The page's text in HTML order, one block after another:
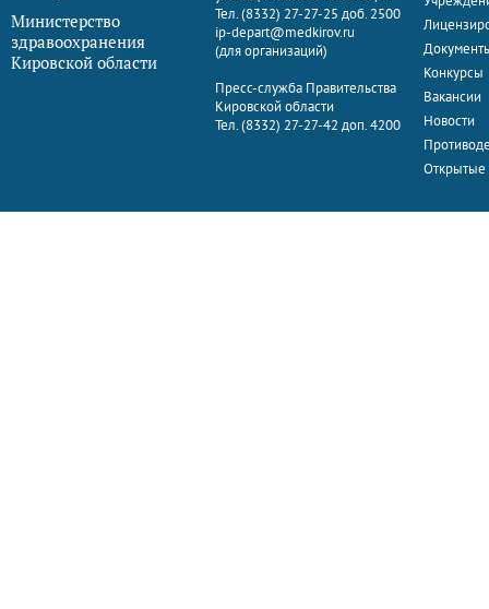
Министерство
здравоохранения
Кировской области
Тел. (8332) 27-27-25 доб. 2500
ip-depart@medkirov.ru
(для организаций)
Пресс-служба Правительства
Кировской области
Тел. (8332) 27-27-42 доп. 4200
Конкурсы
Вакансии
Новости